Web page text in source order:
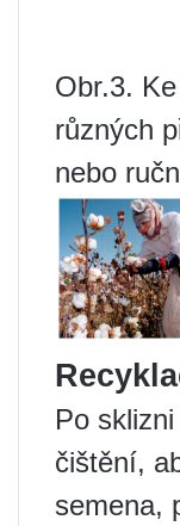
Obr.3.
různých
nebo
Po
čištění,
semena,